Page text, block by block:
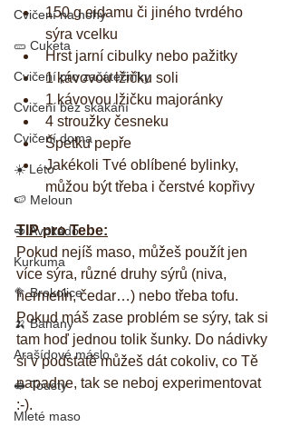
Cvičení na nohy
🥒 Cuketa
Cvičení pro začátečníky
Cvičení bez skákání
Cvičení doma
☀️ Léto
🍉 Meloun
🥑 Avokádo
Kurkuma
🥦 Brokolice
🍌 Banány
Arašídové máslo
🥪 Tousty
Mleté maso
150 g eidamu či jiného tvrdého
sýra vcelku
Hrst jarní cibulky nebo pažitky
1 kávovou lžičku soli
1 kávovou lžičku majoránky
4 stroužky česneku
Špetku pepře
Jakékoli Tvé oblíbené bylinky,
můžou být třeba i čerstvé kopřivy
TIP pro Tebe:
Pokud nejíš maso, můžeš použít jen
více sýra, různé druhy sýrů (niva,
hermelín, čedar…) nebo třeba tofu.
Pokud máš zase problém se sýry, tak si
tam hoď jednou tolik šunky. Do nádivky
si v podstatě můžeš dát cokoliv, co Tě
napadne, tak se neboj experimentovat
:-).